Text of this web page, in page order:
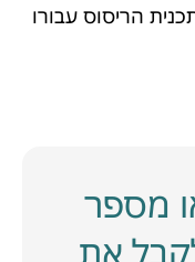
הריסוס עבורו
מספר
את